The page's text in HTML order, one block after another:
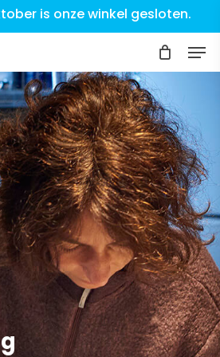
is onze winkel gesloten.
Close
Menu